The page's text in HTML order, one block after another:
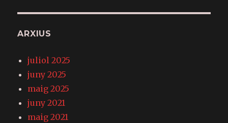
ARXIUS
juliol 2025
juny 2025
maig 2025
juny 2021
maig 2021